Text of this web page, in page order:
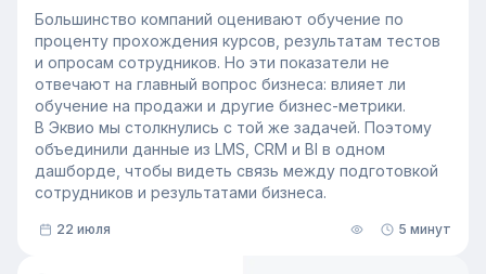
показателями
Большинство компаний оценивают обучение по
проценту прохождения курсов, результатам тестов
и опросам сотрудников. Но эти показатели не
отвечают на главный вопрос бизнеса: влияет ли
обучение на продажи и другие бизнес-метрики.
В Эквио мы столкнулись с той же задачей. Поэтому
объединили данные из LMS, CRM и BI в одном
дашборде, чтобы видеть связь между подготовкой
сотрудников и результатами бизнеса.
22 июля 5 минут